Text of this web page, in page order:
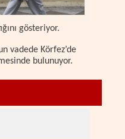
gösteriyor.
vadede Körfez’de
bulunuyor.